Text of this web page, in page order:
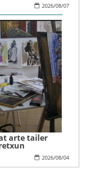
2026/08/07
arte tailer
2026/08/04